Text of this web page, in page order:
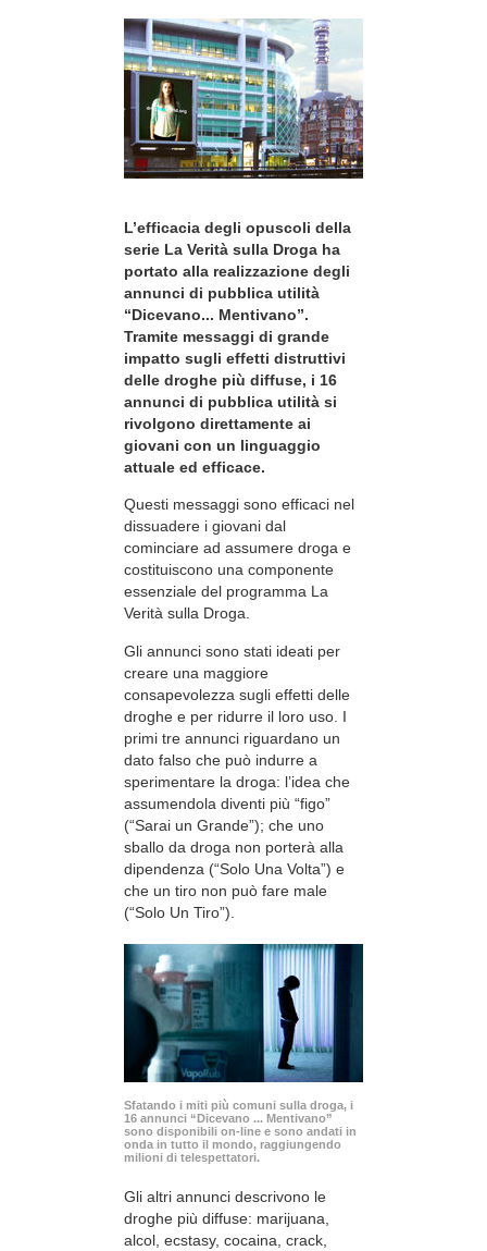
L’efficacia degli opuscoli della
serie La Verità sulla Droga ha
portato alla realizzazione degli
annunci di pubblica utilità
“Dicevano... Mentivano”.
Tramite messaggi di grande
impatto sugli effetti distruttivi
delle droghe più diffuse, i 16
annunci di pubblica utilità si
rivolgono direttamente ai
giovani con un linguaggio
attuale ed efficace.
Questi messaggi sono efficaci nel
dissuadere i giovani dal
cominciare ad assumere droga e
costituiscono una componente
essenziale del programma La
Verità sulla Droga.
Gli annunci sono stati ideati per
creare una maggiore
consapevolezza sugli effetti delle
droghe e per ridurre il loro uso. I
primi tre annunci riguardano un
dato falso che può indurre a
sperimentare la droga: l’idea che
assumendola diventi più “figo”
(“Sarai un Grande”); che uno
sballo da droga non porterà alla
dipendenza (“Solo Una Volta”) e
che un tiro non può fare male
(“Solo Un Tiro”).
Sfatando i miti più comuni sulla droga, i
16 annunci “Dicevano ... Mentivano”
sono disponibili on-line e sono andati in
onda in tutto il mondo, raggiungendo
milioni di telespettatori.
Gli altri annunci descrivono le
droghe più diffuse: marijuana,
alcol, ecstasy, cocaina, crack,